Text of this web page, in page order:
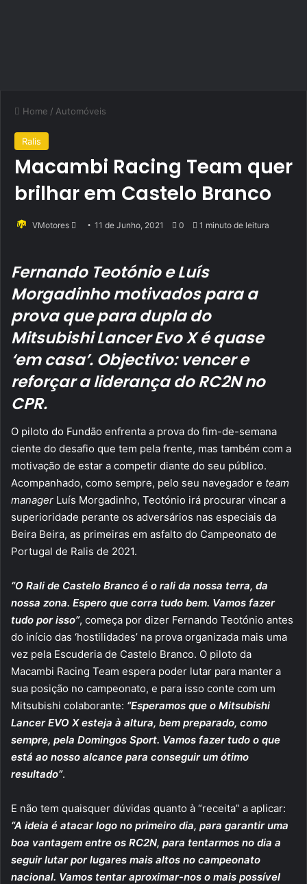
Home / Automóveis
Ralis
Macambi Racing Team quer
brilhar em Castelo Branco
VMotores
Send11 de Junho, 2021 0 1 minuto de leitura
Fernando Teotónio e Luís
Morgadinho motivados para a
prova que para dupla do
Mitsubishi Lancer Evo X é quase
‘em casa’. Objectivo: vencer e
reforçar a liderança do RC2N no
CPR.
O piloto do Fundão enfrenta a prova do fim-de-semana
ciente do desafio que tem pela frente, mas também com a
motivação de estar a competir diante do seu público.
Acompanhado, como sempre, pelo seu navegador e team
manager Luís Morgadinho, Teotónio irá procurar vincar a
superioridade perante os adversários nas especiais da
Beira Beira, as primeiras em asfalto do Campeonato de
Portugal de Ralis de 2021.
“O Rali de Castelo Branco é o rali da nossa terra, da
nossa zona. Espero que corra tudo bem. Vamos fazer
tudo por isso”, começa por dizer Fernando Teotónio antes
do início das ‘hostilidades’ na prova organizada mais uma
vez pela Escuderia de Castelo Branco. O piloto da
Macambi Racing Team espera poder lutar para manter a
sua posição no campeonato, e para isso conte com um
Mitsubishi colaborante: “Esperamos que o Mitsubishi
Lancer EVO X esteja à altura, bem preparado, como
sempre, pela Domingos Sport. Vamos fazer tudo o que
está ao nosso alcance para conseguir um ótimo
resultado”.
E não tem quaisquer dúvidas quanto à “receita” a aplicar:
“A ideia é atacar logo no primeiro dia, para garantir uma
boa vantagem entre os RC2N, para tentarmos no dia a
seguir lutar por lugares mais altos no campeonato
nacional. Vamos tentar aproximar-nos o mais possível